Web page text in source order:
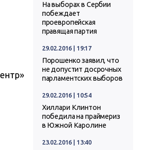
На выборах в Сербии
побеждает
проевропейская
правящая партия
29.02.2016 | 19:17
Порошенко заявил, что
не допустит досрочных
парламентских выборов
29.02.2016 | 10:54
Хиллари Клинтон
победила на праймериз
в Южной Каролине
23.02.2016 | 13:40